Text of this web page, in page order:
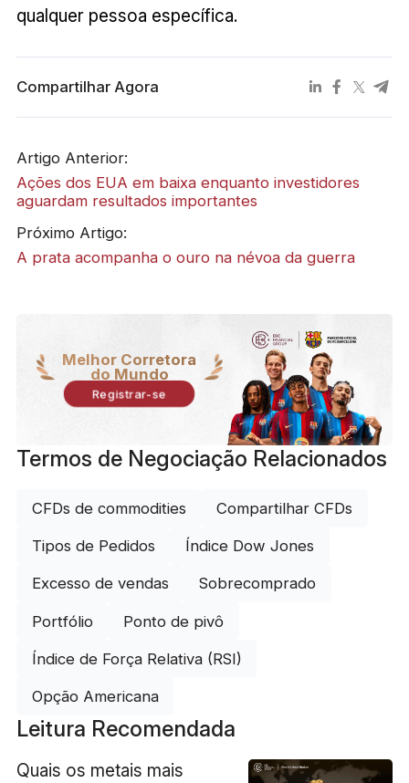
qualquer pessoa específica.
Compartilhar Agora
Artigo Anterior:
Ações dos EUA em baixa enquanto investidores
aguardam resultados importantes
Próximo Artigo:
A prata acompanha o ouro na névoa da guerra
Melhor Corretora
do Mundo
Registrar-se
Termos de Negociação Relacionados
CFDs de commodities Compartilhar CFDs
Tipos de Pedidos Índice Dow Jones
Excesso de vendas Sobrecomprado
Portfólio Ponto de pivô
Índice de Força Relativa (RSI)
Opção Americana
Leitura Recomendada
Quais os metais mais